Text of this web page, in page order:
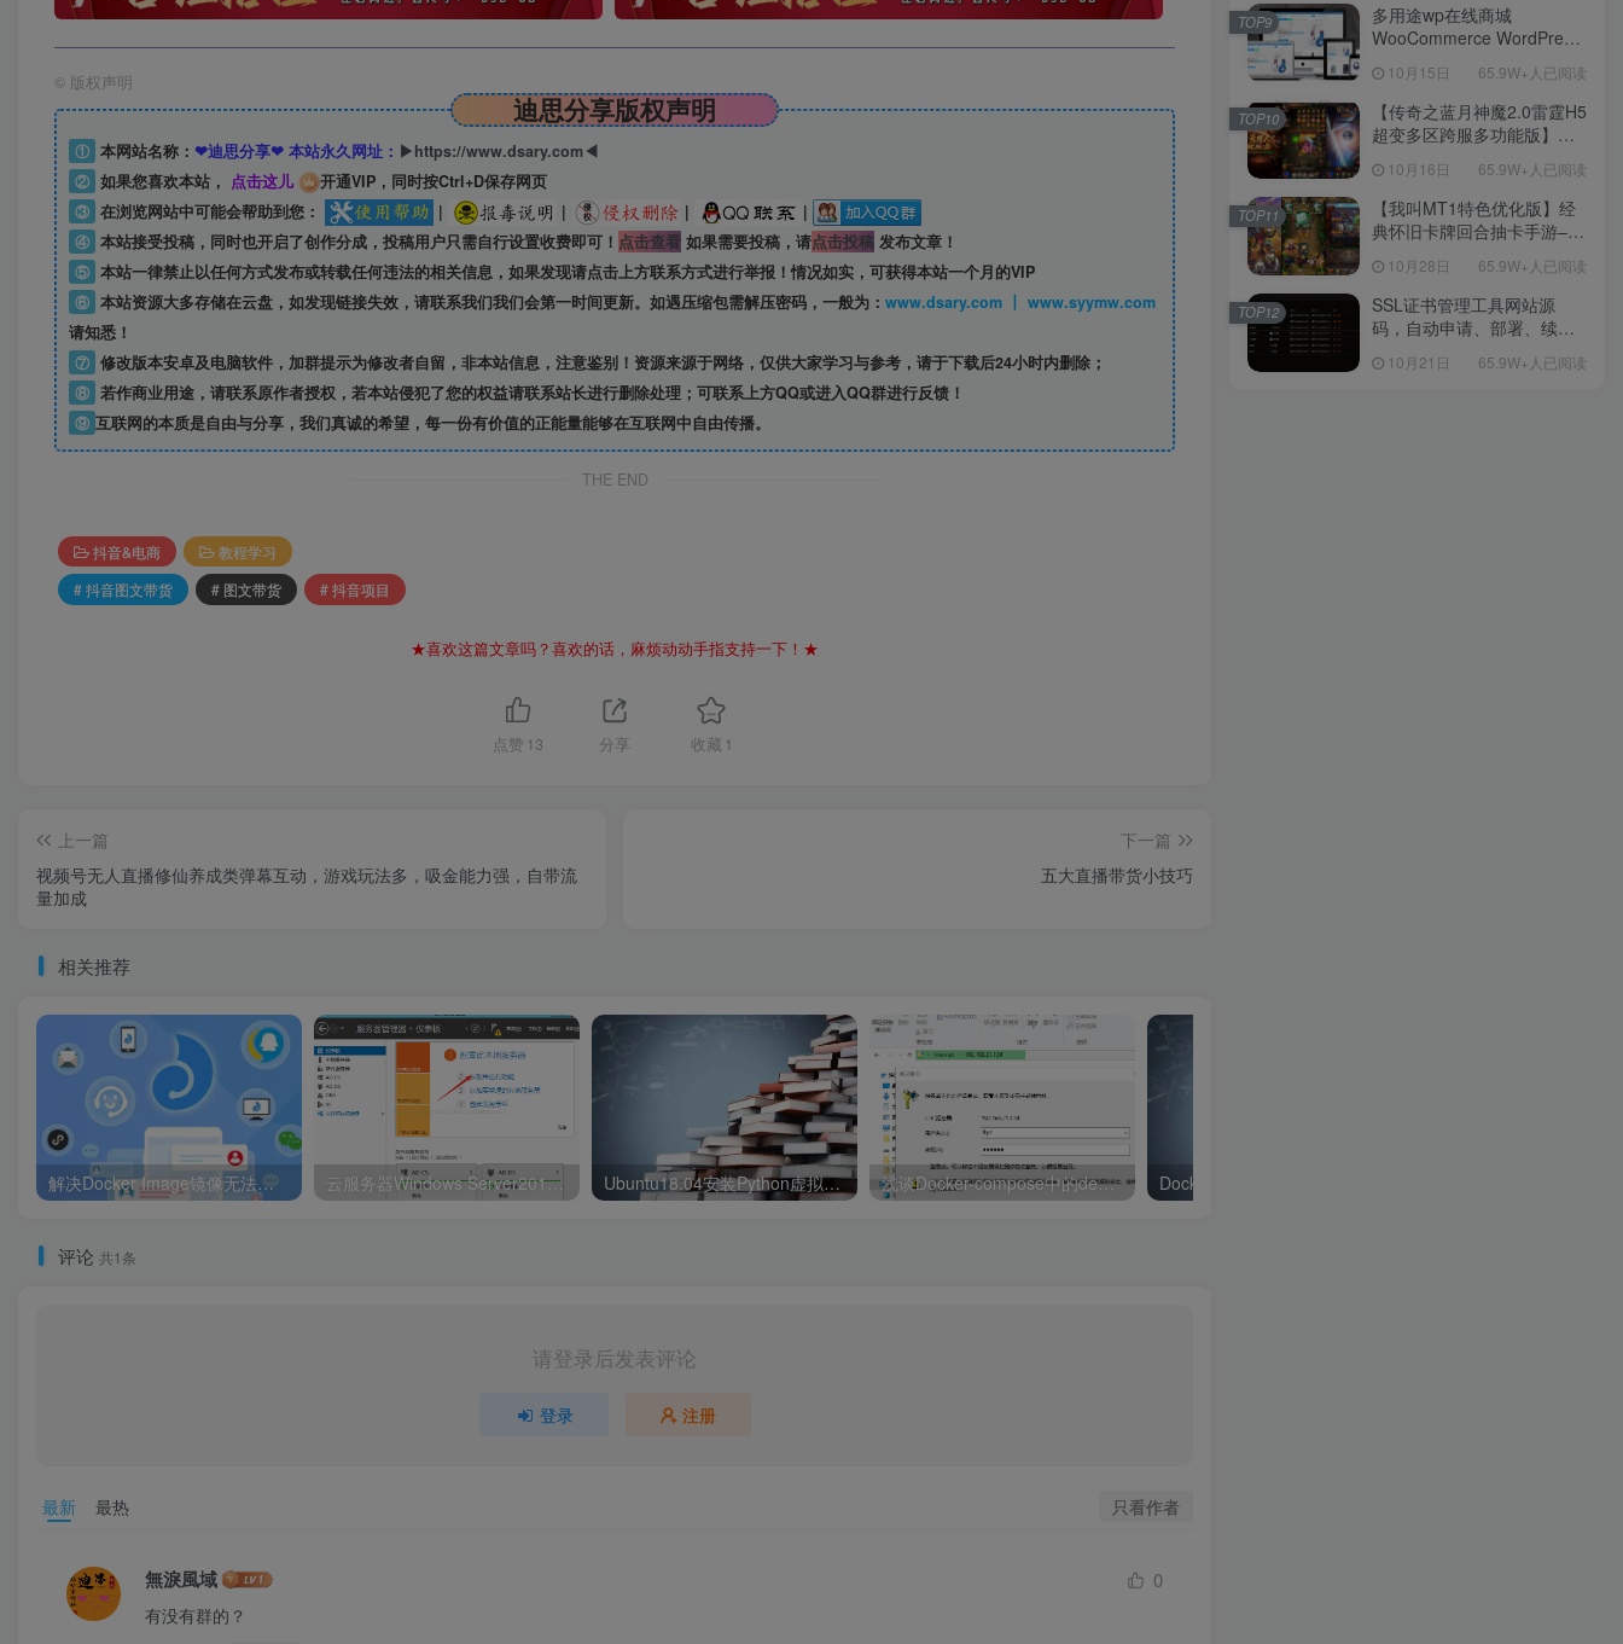
© 版权声明
迪思分享版权声明
① 本网站名称： ❤迪思分享❤ 本站永久网址： ▶https://www.dsary.com◀
② 如果您喜欢本站， 点击这儿
开通VIP，同时按Ctrl+D保存网页
③ 在浏览网站中可能会帮助到您： | | |
|
④ 本站接受投稿，同时也开启了创作分成，投稿用户只需自行设置收费即可！ 点击查看如果需要投稿，请点击投稿发布文章！
⑤ 本站一律禁止以任何方式发布或转载任何违法的相关信息，如果发现请点击上方联系方式进行举报！情况如实，可获得本站一个月的VIP
⑥ 本站资源大多存储在云盘，如发现链接失效，请联系我们我们会第一时间更新。如遇压缩包需解压密码，一般为：
www.dsary.com 丨 www.syymw.com
请知悉！
⑦ 修改版本安卓及电脑软件，加群提示为修改者自留， 非本站信息，注意鉴别！资源来源于网络，仅供大家学习与参考，请于下载后24小时内删除；
⑧ 若作商业用途，请联系原作者授权，若本站侵犯了您的权益请联系站长进行删除处理；可联系上方QQ或进入QQ群进行反馈！
⑨ 互联网的本质是自由与分享，我们真诚的希望，每一份有价值的正能量能够在互联网中自由传播。
THE END
抖音&电商
教程学习
# 抖音图文带货
# 图文带货 # 抖音项目
★喜欢这篇文章吗？喜欢的话，麻烦动动手指支持一下！★
点赞 13 分享 收藏 1
上一篇
视频号无人直播修仙养成类弹幕互动，游戏玩法多，吸金能力强，自带流
量加成
下一篇
五大直播带货小技巧
相关推荐
解决Docker Image镜像无法删除问题的方法 云服务器Windows Server2012配置FTP服务器详细图文教程 Ubuntu18.04安装Python虚拟环境 浅谈Docker-compose中的depends_on顺序的问题解决
评论 共1条
请登录后发表评论
登录 注册
最新 最热 只看作者
無淚風域 0
有没有群的？
多用途wp在线商城
WooCommerce WordPress
10月15日 65.9W+人已阅读
TOP9
【传奇之蓝月神魔2.0雷霆H5
超变多区跨服多功能版】三
理单机一键即玩镜像端-打包
Linux服务端源码-视频架设
教程
10月16日 65.9W+人已阅读
TOP10
【我叫MT1特色优化版】经
典怀旧卡牌回合抽卡手游–打
教程-多功能GM后台工具-网
页注册-安卓版本！
10月28日 65.9W+人已阅读
TOP11
SSL证书管理工具网站源
码，自动申请、部署、续期
10月21日 65.9W+人已阅读
TOP12